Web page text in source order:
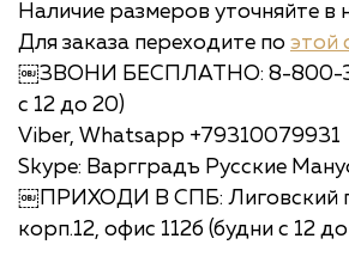
Наличие размеров уточняйте в
Для заказа переходите по этой
￼ЗВОНИ БЕСПЛАТНО: 8-800-
с 12 до 20)
Viber, Whatsapp +79310079931
Skype: Варгградъ Русские
￼ПРИХОДИ В СПБ: Лиговский
корп.12, офис 112б (будни с 12